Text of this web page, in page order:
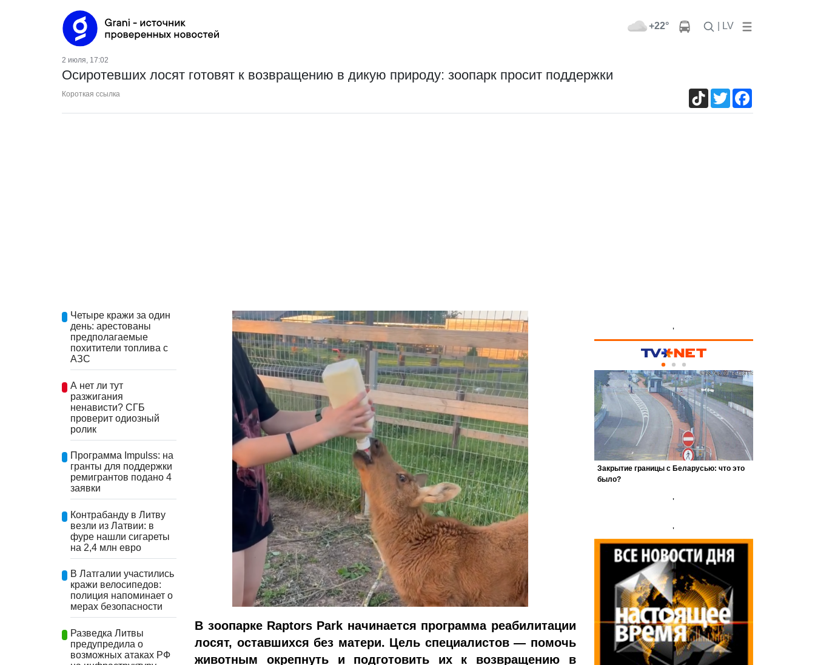
+22° | LV
2 июля, 17:02
Осиротевших лосят готовят к возвращению в дикую природу: зоопарк просит поддержки
Короткая ссылка TikTokTwitter
Четыре кражи за один
день: арестованы
предполагаемые
похитители топлива с
АЗС
А нет ли тут
разжигания
ненависти? СГБ
проверит одиозный
ролик
Программа Impulss: на
гранты для поддержки
ремигрантов подано 4
заявки
Контрабанду в Литву
везли из Латвии: в
фуре нашли сигареты
на 2,4 млн евро
В Латгалии участились
кражи велосипедов:
полиция напоминает о
мерах безопасности
Разведка Литвы
предупредила о
возможных атаках РФ
В зоопарке Raptors Park начинается программа реабилитации
лосят, оставшихся без матери. Цель специалистов — помочь
животным окрепнуть и подготовить их к возвращению в
'
'
'